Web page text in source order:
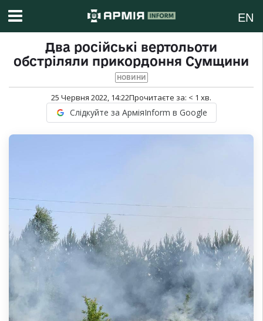
EN
Два російські вертольоти
обстріляли прикордоння Сумщини
НОВИНИ
25 Червня 2022, 14:22Прочитаєте за: < 1 хв.
Слідкуйте за АрміяInform в Google